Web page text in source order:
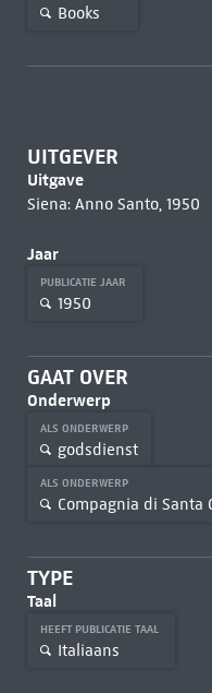
Books
UITGEVER
Uitgave
Siena: Anno Santo, 1950
Jaar
PUBLICATIE JAAR
1950
GAAT OVER
Onderwerp
ALS ONDERWERP
godsdienst
ALS ONDERWERP
Compagnia di Santa
TYPE
Taal
HEEFT PUBLICATIE TAAL
Italiaans